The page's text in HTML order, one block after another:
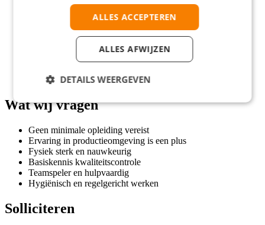
Aantrekkelijk bruto-uurloon van € 14,23
Werken bij een top horecagroothandel
Gratis koffie, thee, frisdrank en fruit
Reiskostenvergoeding vanaf 11 km
Kans op een vast contract
Doorgroeimogelijkheden binnen het bedrijf
Gezellige werksfeer met enthousiaste collega's
Wat wij vragen
Geen minimale opleiding vereist
Ervaring in productieomgeving is een plus
Fysiek sterk en nauwkeurig
Basiskennis kwaliteitscontrole
Teamspeler en hulpvaardig
Hygiënisch en regelgericht werken
Solliciteren
ALLES ACCEPTEREN
ALLES AFWIJZEN
DETAILS WEERGEVEN